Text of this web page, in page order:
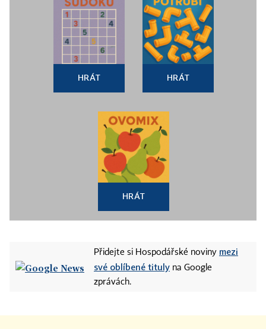
HRÁT HRÁT
HRÁT
Přidejte si Hospodářské noviny mezi
své oblíbené tituly na Google
zprávách.